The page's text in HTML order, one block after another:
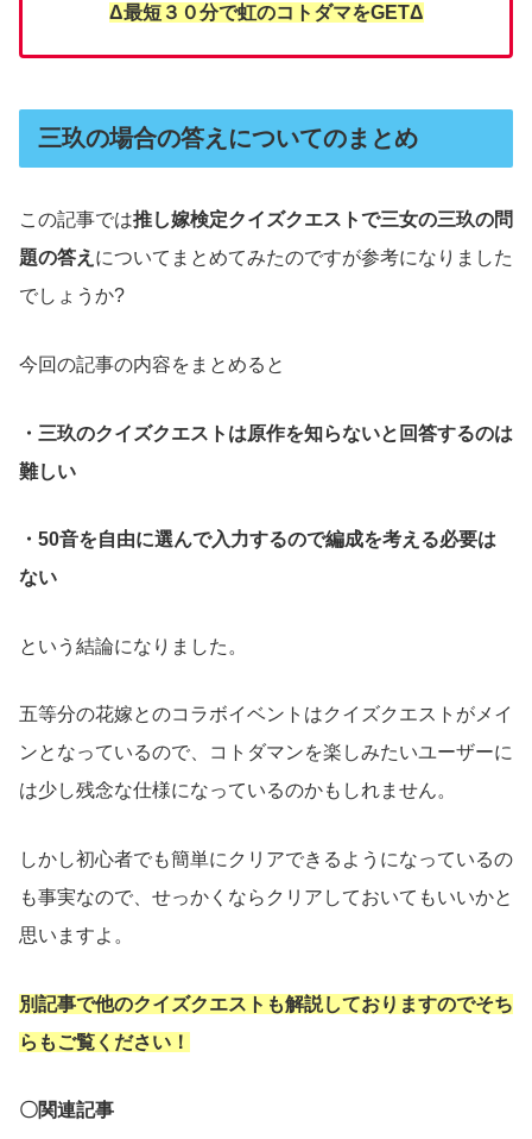
Δ最短３０分で虹のコトダマをGETΔ
三玖の場合の答えについてのまとめ
この記事では推し嫁検定クイズクエストで三女の三玖の問
題の答え についてまとめてみたのですが参考になりました
でしょうか?
今回の記事の内容をまとめると
・三玖のクイズクエストは原作を知らないと回答するのは
難しい
・50音を自由に選んで入力するので編成を考える必要は
ない
という結論になりました。
五等分の花嫁とのコラボイベントはクイズクエストがメイ
ンとなっているので、コトダマンを楽しみたいユーザーに
は少し残念な仕様になっているのかもしれません。
しかし初心者でも簡単にクリアできるようになっているの
も事実なので、せっかくならクリアしておいてもいいかと
思いますよ。
別記事で他のクイズクエストも解説しておりますのでそち
らもご覧ください！
〇関連記事